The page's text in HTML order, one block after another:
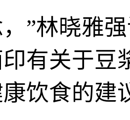
”林晓雅
有关于豆
饮食的建